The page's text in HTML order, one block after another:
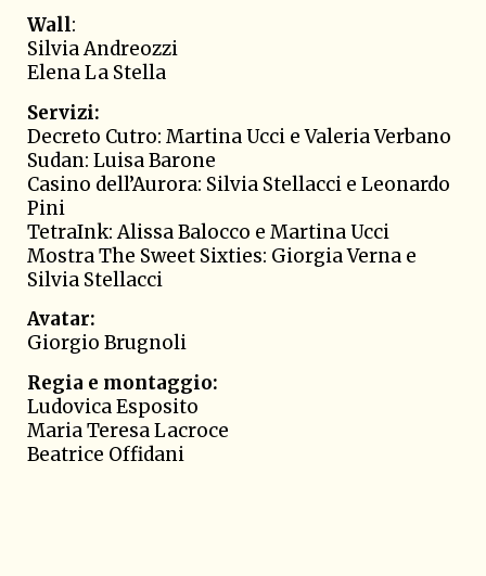
Wall:
Silvia Andreozzi
Elena La Stella
Servizi:
Decreto Cutro: Martina Ucci e Valeria Verbano
Sudan: Luisa Barone
Casino dell’Aurora: Silvia Stellacci e Leonardo
Pini
TetraInk: Alissa Balocco e Martina Ucci
Mostra The Sweet Sixties: Giorgia Verna e
Silvia Stellacci
Avatar:
Giorgio Brugnoli
Regia e montaggio:
Ludovica Esposito
Maria Teresa Lacroce
Beatrice Offidani